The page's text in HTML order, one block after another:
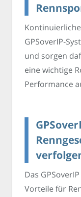
GPSoverIP-
und sorgen
eine wichtige
Performance
Das
Vorteile für